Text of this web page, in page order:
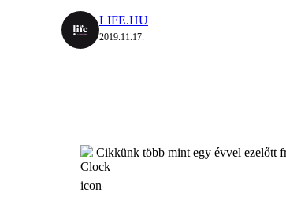
LIFE.HU
2019.11.17.
Cikkünk több mint egy évvel ezelőtt